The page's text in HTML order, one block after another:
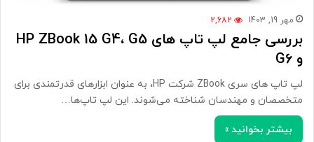
مهر 19, 1403 2,682
بررسی جامع لپ تاپ های HP ZBook 15 G4، G5
و G6
لپ تاپ های سری ZBook شرکت HP، به عنوان ابزارهای قدرتمندی برای
متخصصان و مهندسان شناخته می‌شوند. این لپ تاپ‌ها…
بیشتر بخوانید »